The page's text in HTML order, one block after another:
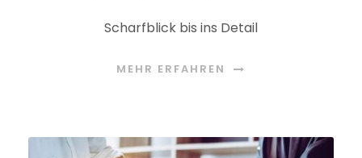
Scharfblick bis ins Detail
MEHR ERFAHREN